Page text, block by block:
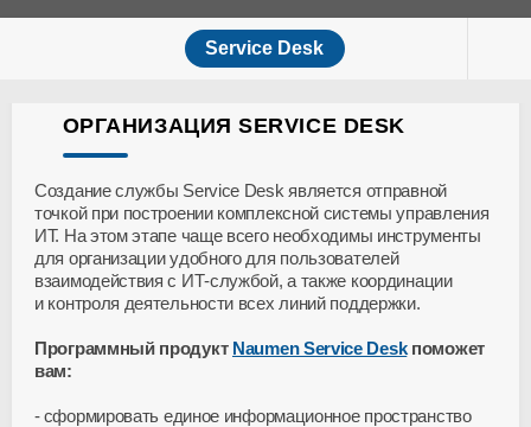
Service Desk
ОРГАНИЗАЦИЯ SERVICE DESK
Создание службы Service Desk является отправной
точкой при построении комплексной системы управления
ИТ. На этом этапе чаще всего необходимы инструменты
для организации удобного для пользователей
взаимодействия с ИТ-службой, а также координации
и контроля деятельности всех линий поддержки.
Программный продукт Naumen Service Deskпоможет
вам:
сформировать единое информационное пространство